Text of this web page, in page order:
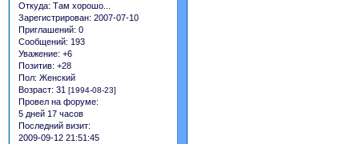
Откуда: Там хорошо...
Зарегистрирован: 2007-07-10
Приглашений: 0
Сообщений: 193
Уважение: +6
Позитив: +28
Пол: Женский
Возраст: 31 [1994-08-23]
Провел на форуме:
5 дней 17 часов
Последний визит:
2009-09-12 21:51:45